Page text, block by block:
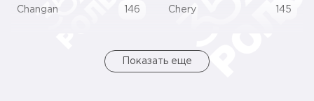
Changan 146 Chery 145
Показать еще